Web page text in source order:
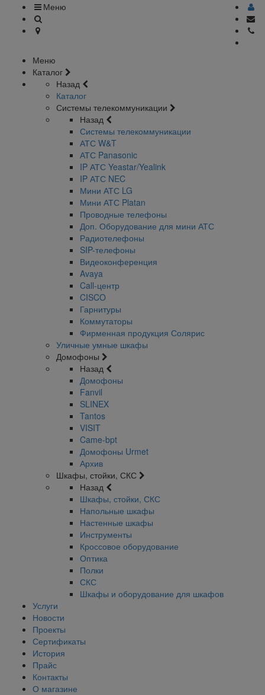
Меню
Меню
Каталог
Назад
Каталог
Системы телекоммуникации
Назад
Системы телекоммуникации
АТС W&T
АТС Panasonic
IP АТС Yeastar/Yealink
IP АТС NEC
Мини АТС LG
Мини АТС Platan
Проводные телефоны
Доп. Оборудование для мини АТС
Радиотелефоны
SIP-телефоны
Видеоконференция
Avaya
Call-центр
CISCO
Гарнитуры
Коммутаторы
Фирменная продукция Солярис
Уличные умные шкафы
Домофоны
Назад
Домофоны
Fanvil
SLINEX
Tantos
VISIT
Came-bpt
Домофоны Urmet
Архив
Шкафы, стойки, СКС
Назад
Шкафы, стойки, СКС
Напольные шкафы
Настенные шкафы
Инструменты
Кроссовое оборудование
Оптика
Полки
СКС
Шкафы и оборудование для шкафов
Услуги
Новости
Проекты
Сертификаты
История
Прайс
Контакты
О магазине